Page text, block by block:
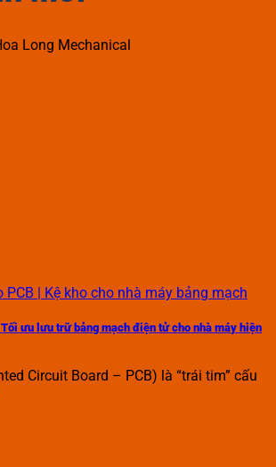
Long Mechanical
ưu lưu trữ bảng mạch điện tử cho nhà máy hiện
Circuit Board – PCB) là “trái tim” cấu